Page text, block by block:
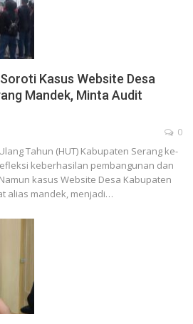
Kasus Website Desa
Mandek, Minta Audit
0
Tahun (HUT) Kabupaten Serang ke-
keberhasilan pembangunan dan
kasus Website Desa Kabupaten
alias mandek, menjadi…